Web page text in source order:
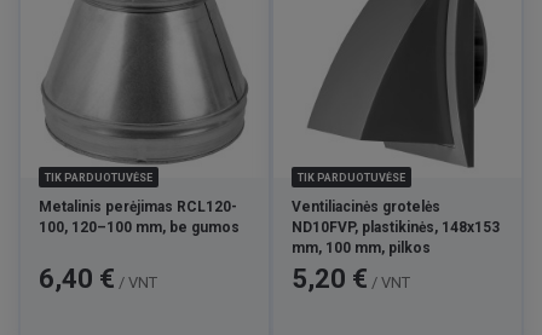
TIK PARDUOTUVĖSE
Metalinis perėjimas RCL120-
100, 120–100 mm, be gumos
Kaina
6,40 € / VNT
TIK PARDUOTUVĖSE
Ventiliacinės grotelės
ND10FVP, plastikinės, 148x153
mm, 100 mm, pilkos
Kaina
5,20 € / VNT